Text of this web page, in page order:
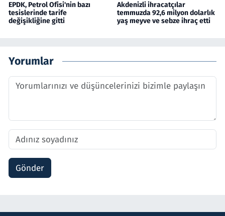
EPDK, Petrol Ofisi'nin bazı
tesislerinde tarife
değişikliğine gitti
Akdenizli ihracatçılar
temmuzda 92,6 milyon dolarlık
yaş meyve ve sebze ihraç etti
Yorumlar
Gönder